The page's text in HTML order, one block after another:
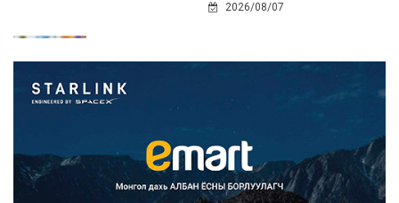
2026/08/07
Автомашины улсын дугаар сондгой
2026/08/07
Улаанбаатарт өдөртөө 30 хэм дулаан
2026/08/07